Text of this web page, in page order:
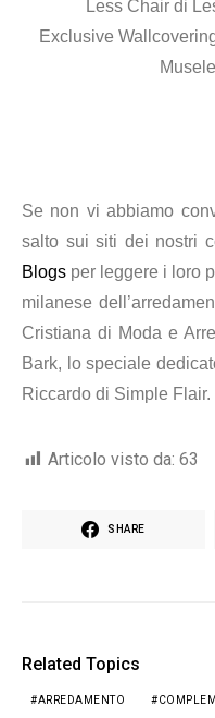
Less Chair di
Exclusive
Se non vi abbiamo
salto sui siti dei nostri
Blogs per leggere i loro
milanese
Cristiana di Moda e
Bark, lo speciale
Riccardo di Simple Flair.
Articolo visto da: 63
SHARE
Related Topics
ARREDAMENTO